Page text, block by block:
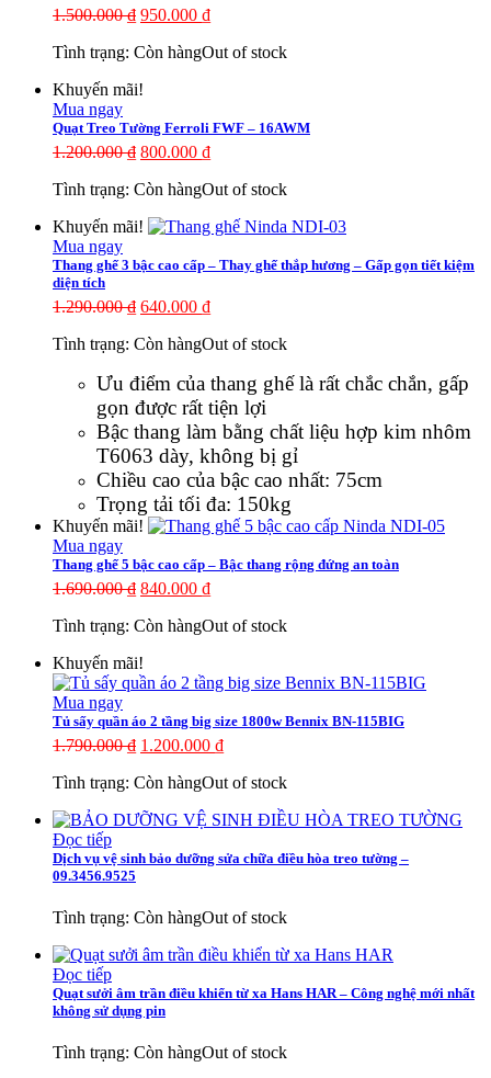
1.500.000₫ 950.000 ₫
Tình trạng: Còn hàngOut of stock
Khuyến mãi!
Mua ngay
Quạt Treo Tường Ferroli FWF – 16AWM
1.200.000₫ 800.000 ₫
Tình trạng: Còn hàngOut of stock
Khuyến mãi!
Mua ngay
Thang ghế 3 bậc cao cấp – Thay ghế thắp hương – Gấp gọn tiết kiệm
diện tích
1.290.000₫ 640.000 ₫
Tình trạng: Còn hàngOut of stock
Ưu điểm của thang ghế là rất chắc chắn, gấp
gọn được rất tiện lợi
Bậc thang làm bằng chất liệu hợp kim nhôm
T6063 dày, không bị gỉ
Chiều cao của bậc cao nhất: 75cm
Trọng tải tối đa: 150kg
Khuyến mãi!
Mua ngay
Thang ghế 5 bậc cao cấp – Bậc thang rộng đứng an toàn
1.690.000₫ 840.000 ₫
Tình trạng: Còn hàngOut of stock
Khuyến mãi!
Mua ngay
Tủ sấy quần áo 2 tầng big size 1800w Bennix BN-115BIG
1.790.000₫ 1.200.000 ₫
Tình trạng: Còn hàngOut of stock
Đọc tiếp
Dịch vụ vệ sinh bảo dưỡng sửa chữa điều hòa treo tường –
09.3456.9525
Tình trạng: Còn hàngOut of stock
Đọc tiếp
Quạt sưởi âm trần điều khiển từ xa Hans HAR – Công nghệ mới nhất
không sử dụng pin
Tình trạng: Còn hàngOut of stock